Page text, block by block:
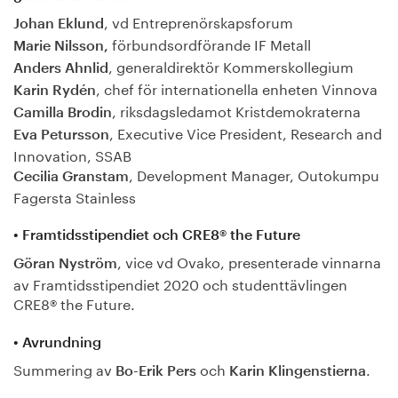
Johan Eklund , vd Entreprenörskapsforum
Marie Nilsson, förbundsordförande IF Metall
Anders Ahnlid , generaldirektör Kommerskollegium
Karin Rydén, chef för internationella enheten Vinnova
Camilla Brodin, riksdagsledamot Kristdemokraterna
Eva Petursson, Executive Vice President, Research and
Innovation, SSAB
Cecilia Granstam, Development Manager, Outokumpu
Fagersta Stainless
• Framtidsstipendiet och CRE8® the Future
Göran Nyström, vice vd Ovako, presenterade vinnarna
av Framtidsstipendiet 2020 och studenttävlingen
CRE8® the Future.
• Avrundning
Summering av Bo-Erik Pers och Karin Klingenstierna